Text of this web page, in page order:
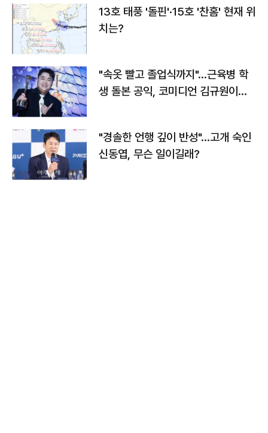
13호 태풍 '돌핀'·15호 '찬홈' 현재 위
치는?
"속옷 빨고 졸업식까지"…근육병 학
생 돌본 공익, 코미디언 김규원이었
"경솔한 언행 깊이 반성"…고개 숙인
신동엽, 무슨 일이길래?